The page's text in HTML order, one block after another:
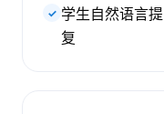
✓ 学生自然语言
复